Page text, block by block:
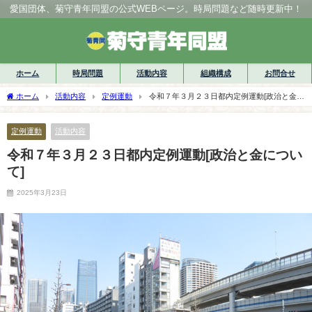
愛国団体、菊守青年同盟の公式WEBページ。時局問題など随時更新中！
ホーム 時局問題 活動内容 組織構成 お問合せ
ホーム 活動内容 定例運動
令和７年３月２３日都内定例運動[政治と金に
定例運動 活動内容
令和７年３月２３日都内定例運動[政治と金につい
て]
2025年3月23日